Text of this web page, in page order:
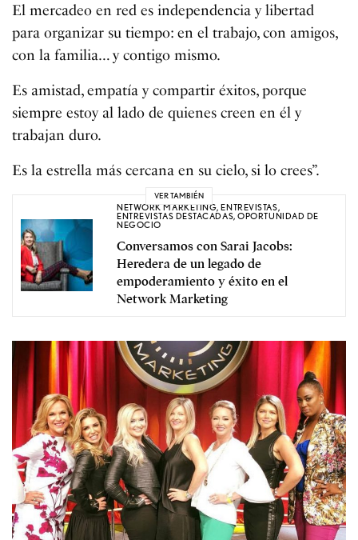
El mercadeo en red es independencia y libertad
para organizar su tiempo: en el trabajo, con amigos,
con la familia… y contigo mismo.
Es amistad, empatía y compartir éxitos, porque
siempre estoy al lado de quienes creen en él y
trabajan duro.
Es la estrella más cercana en su cielo, si lo crees”.
VER TAMBIÉN
NETWORK MARKETING,ENTREVISTAS,
ENTREVISTAS DESTACADAS,OPORTUNIDAD DE
NEGOCIO
Conversamos con Sarai Jacobs:
Heredera de un legado de
empoderamiento y éxito en el
Network Marketing